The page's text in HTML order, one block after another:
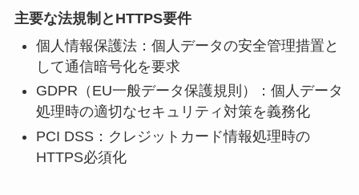
主要な法規制とHTTPS要件
個人情報保護法：個人データの安全管理措置と
して通信暗号化を要求
GDPR（EU一般データ保護規則）：個人データ
処理時の適切なセキュリティ対策を義務化
PCI DSS：クレジットカード情報処理時の
HTTPS必須化